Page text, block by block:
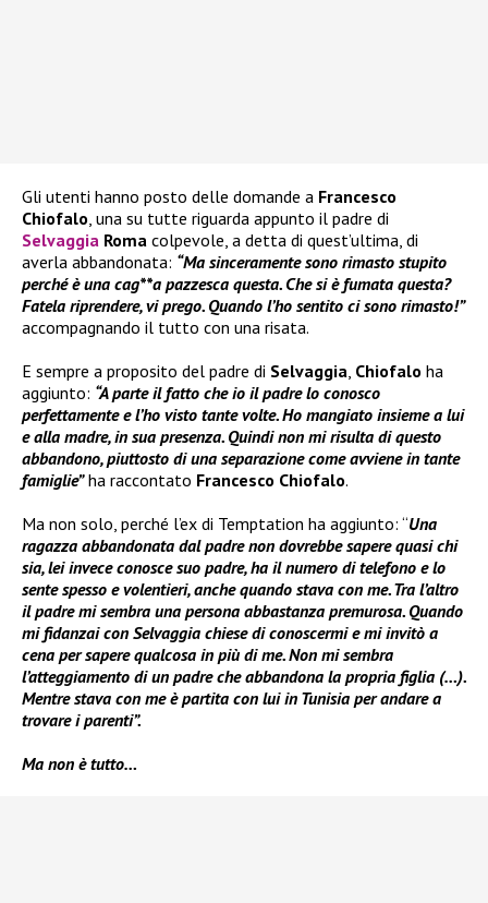
Gli utenti hanno posto delle domande a Francesco
Chiofalo, una su tutte riguarda appunto il padre di
Selvaggia Roma colpevole, a detta di quest’ultima, di
averla abbandonata: “Ma sinceramente sono rimasto stupito
perché è una cag**a pazzesca questa. Che si è fumata questa?
Fatela riprendere, vi prego. Quando l’ho sentito ci sono rimasto!”
accompagnando il tutto con una risata.
E sempre a proposito del padre di Selvaggia, Chiofalo ha
aggiunto: “A parte il fatto che io il padre lo conosco
perfettamente e l’ho visto tante volte. Ho mangiato insieme a lui
e alla madre, in sua presenza. Quindi non mi risulta di questo
abbandono, piuttosto di una separazione come avviene in tante
famiglie”ha raccontato Francesco Chiofalo.
Ma non solo, perché l’ex di Temptation ha aggiunto: “Una
ragazza abbandonata dal padre non dovrebbe sapere quasi chi
sia, lei invece conosce suo padre, ha il numero di telefono e lo
sente spesso e volentieri, anche quando stava con me. Tra l’altro
il padre mi sembra una persona abbastanza premurosa. Quando
mi fidanzai con Selvaggia chiese di conoscermi e mi invitò a
cena per sapere qualcosa in più di me. Non mi sembra
l’atteggiamento di un padre che abbandona la propria figlia (…).
Mentre stava con me è partita con lui in Tunisia per andare a
trovare i parenti”.
Ma non è tutto…